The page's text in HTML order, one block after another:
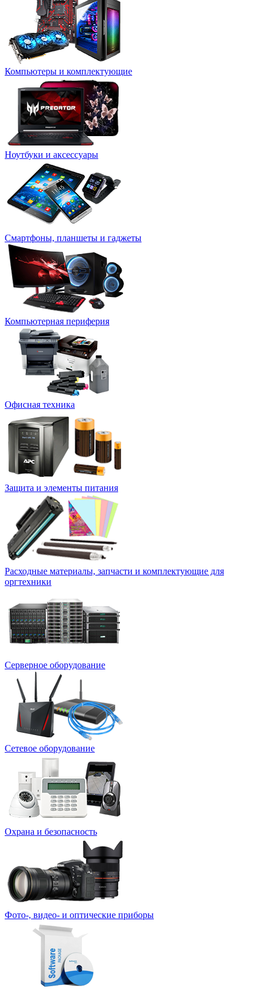
Компьютеры и комплектующие
Ноутбуки и аксессуары
Смартфоны, планшеты и гаджеты
Компьютерная периферия
Офисная техника
Защита и элементы питания
Расходные материалы, запчасти и комплектующие для
оргтехники
Серверное оборудование
Сетевое оборудование
Охрана и безопасность
Фото-, видео- и оптические приборы